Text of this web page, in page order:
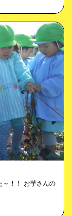
～！！ お芋さんの